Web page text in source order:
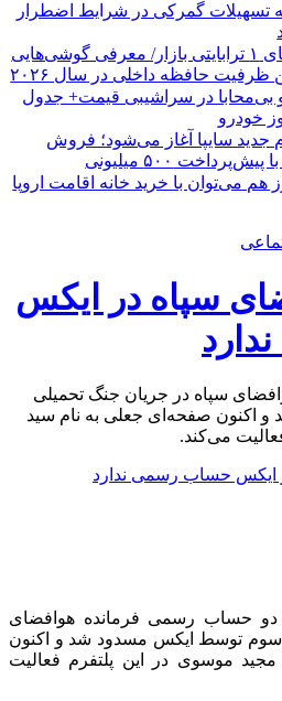
تسهیلات گمرکی در شرایط اضطرار
غول‌های ۱ ترابایتی بازار/ معرفی گوشی‌هایی
ظرفیت حافظه داخلی در سال ۲۰۲۶
بی‌محابا در سراشیبی قیمت+ جدول
خودرو
جدید سایپا آغاز می‌شود؛ فروش
هم می‌توان با خرید خانه اقامت اروپا
سپاه در ایکس
سپاه در جریان جنگ تحمیلی
اکنون صفحه‌ای جعلی به نام سید
می‌کند.
دو حساب رسمی فرمانده هوافضای
سوم توسط ایکس مسدود شد و اکنون
موسوی در این پلتفرم فعالیت